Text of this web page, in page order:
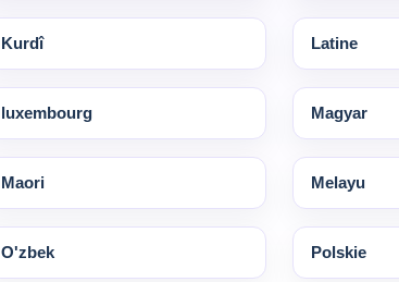
Kurdî Latine
luxembourg Magyar
Maori Melayu
O'zbek Polskie